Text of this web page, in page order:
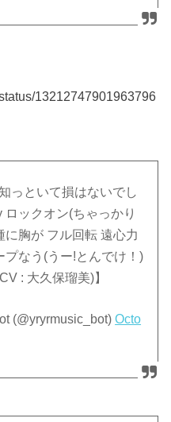
13212747901963796
っといて損はないでし
ロックオン(ちゃっかり
胸が フル回転 遠心力
プなう(うー!とんでけ！)
: 大久保瑠美)】
(@yryrmusic_bot)Octo